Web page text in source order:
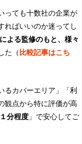
っても十数社の企業が
ればいいのか迷ってし
よる監修のもと、様々
た（比較記事はこち
るカバーエリア」「利
観点から特に評価が高
１分程度 」で安心してご